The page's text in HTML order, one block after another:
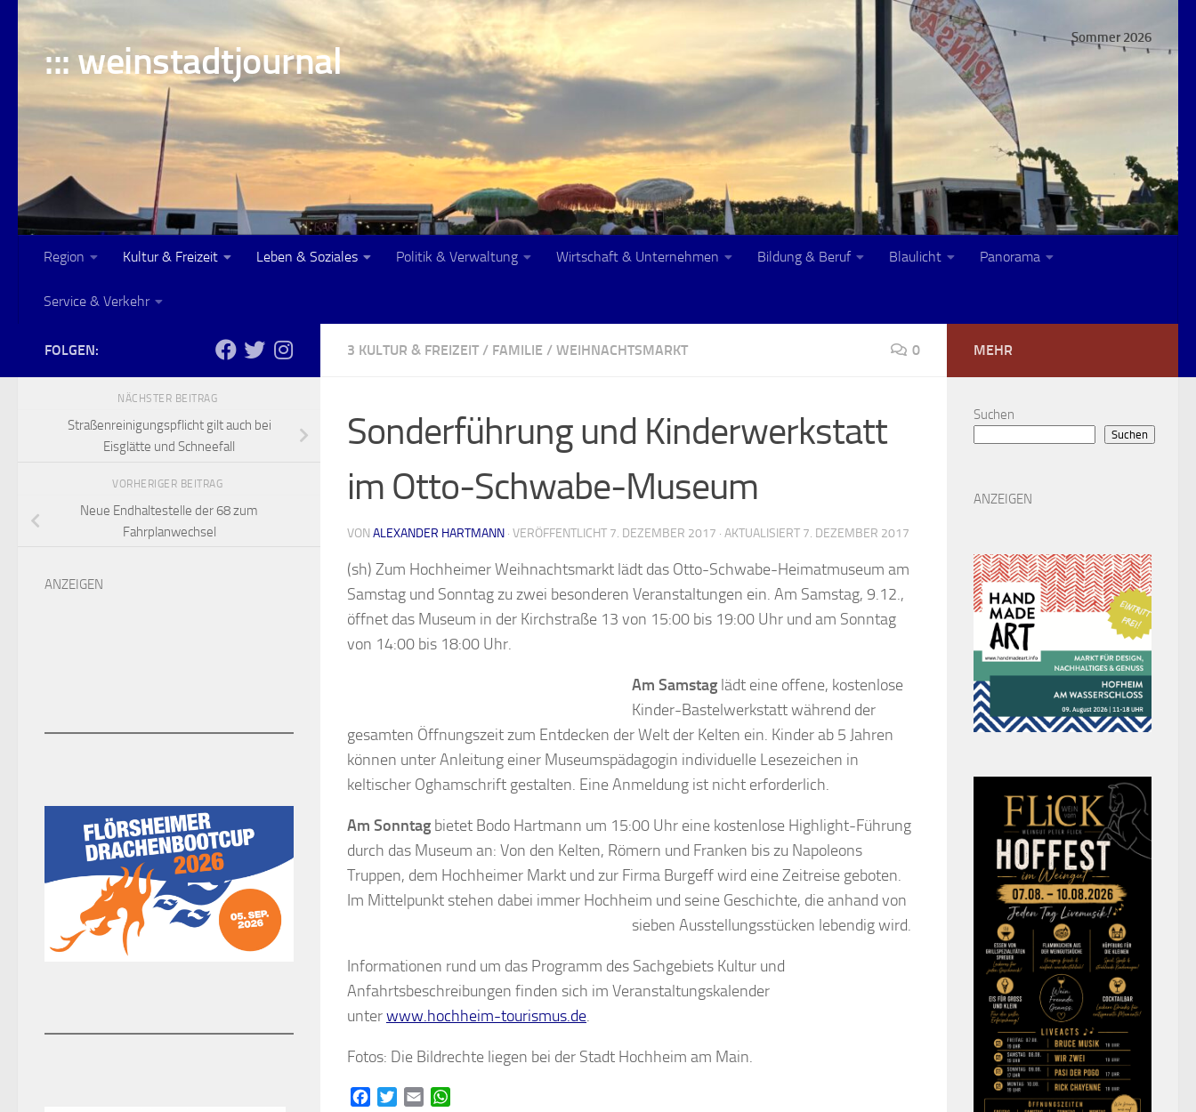
Skip to content
::: weinstadtjournal
Sommer 2026
Region Kultur & Freizeit Leben & Soziales Politik & Verwaltung Wirtschaft & Unternehmen Bildung & Beruf Blaulicht Panorama
Service & Verkehr
3 KULTUR & FREIZEIT / FAMILIE / WEIHNACHTSMARKT 0
Sonderführung und Kinderwerkstatt
im Otto-Schwabe-Museum
VON ALEXANDER HARTMANN · VERÖFFENTLICHT 7. DEZEMBER 2017 · AKTUALISIERT 7. DEZEMBER 2017
(sh) Zum Hochheimer Weihnachtsmarkt lädt das Otto-Schwabe-Heimatmuseum am
Samstag und Sonntag zu zwei besonderen Veranstaltungen ein. Am Samstag, 9.12.,
öffnet das Museum in der Kirchstraße 13 von 15:00 bis 19:00 Uhr und am Sonntag
von 14:00 bis 18:00 Uhr.
Am Samstag lädt eine offene, kostenlose
Kinder-Bastelwerkstatt während der
gesamten Öffnungszeit zum Entdecken der Welt der Kelten ein. Kinder ab 5 Jahren
können unter Anleitung einer Museumspädagogin individuelle Lesezeichen in
keltischer Oghamschrift gestalten. Eine Anmeldung ist nicht erforderlich.
Am Sonntag bietet Bodo Hartmann um 15:00 Uhr eine kostenlose Highlight-Führung
durch das Museum an: Von den Kelten, Römern und Franken bis zu Napoleons
Truppen, dem Hochheimer Markt und zur Firma Burgeff wird eine Zeitreise geboten.
Im Mittelpunkt stehen dabei immer Hochheim und seine Geschichte, die anhand von
sieben Ausstellungsstücken lebendig wird.
Informationen rund um das Programm des Sachgebiets Kultur und
Anfahrtsbeschreibungen finden sich im Veranstaltungskalender
unterwww.hochheim-tourismus.de.
Fotos: Die Bildrechte liegen bei der Stadt Hochheim am Main.
FacebookTwitterEmail
FOLGEN:
NÄCHSTER BEITRAG
Straßenreinigungspflicht gilt auch bei
Eisglätte und Schneefall
VORHERIGER BEITRAG
Neue Endhaltestelle der 68 zum
Fahrplanwechsel
ANZEIGEN
MEHR
Suchen
Suchen
ANZEIGEN